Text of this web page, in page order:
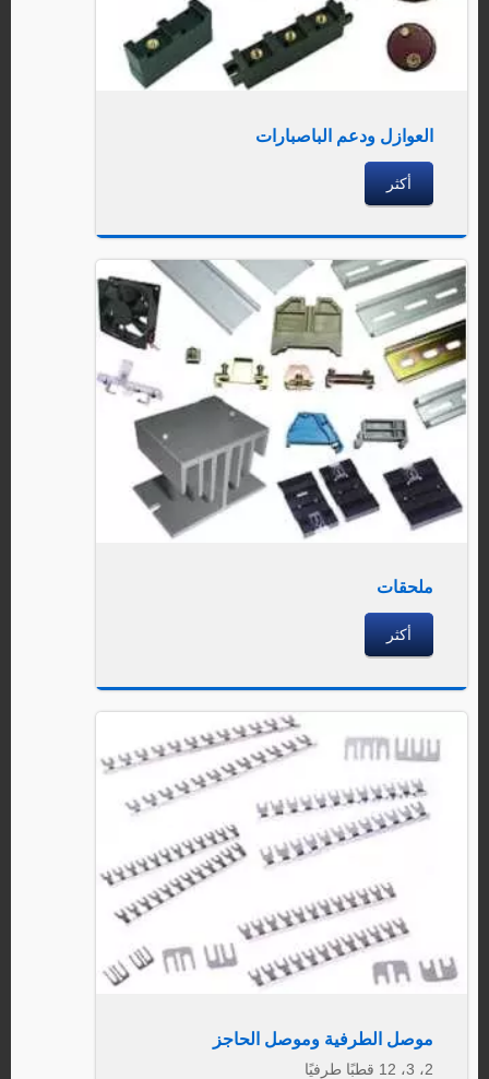
العوازل ودعم الباصبارات
أكثر
ملحقات
أكثر
موصل الطرفية وموصل الحاجز
2، 3، 12 قطبًا طرفيًا